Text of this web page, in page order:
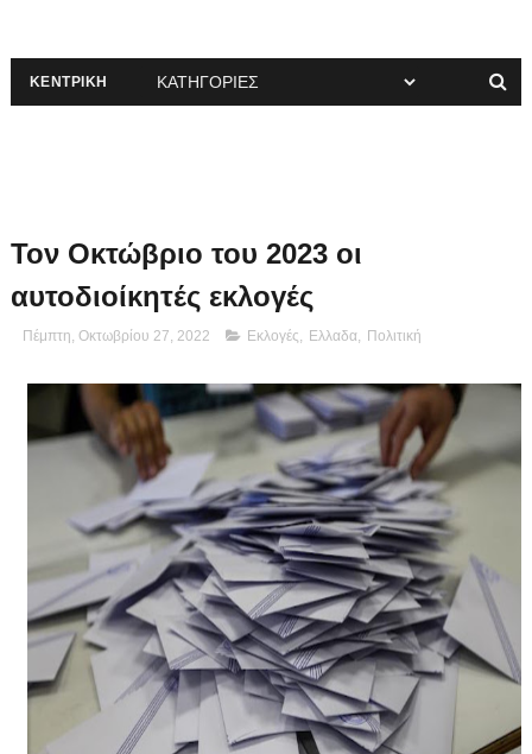
ΚΕΝΤΡΙΚΗ
Τον Οκτώβριο του 2023 οι
αυτοδιοίκητές εκλογές
Πέμπτη, Οκτωβρίου 27, 2022 Εκλογές Ελλαδα, Πολιτική